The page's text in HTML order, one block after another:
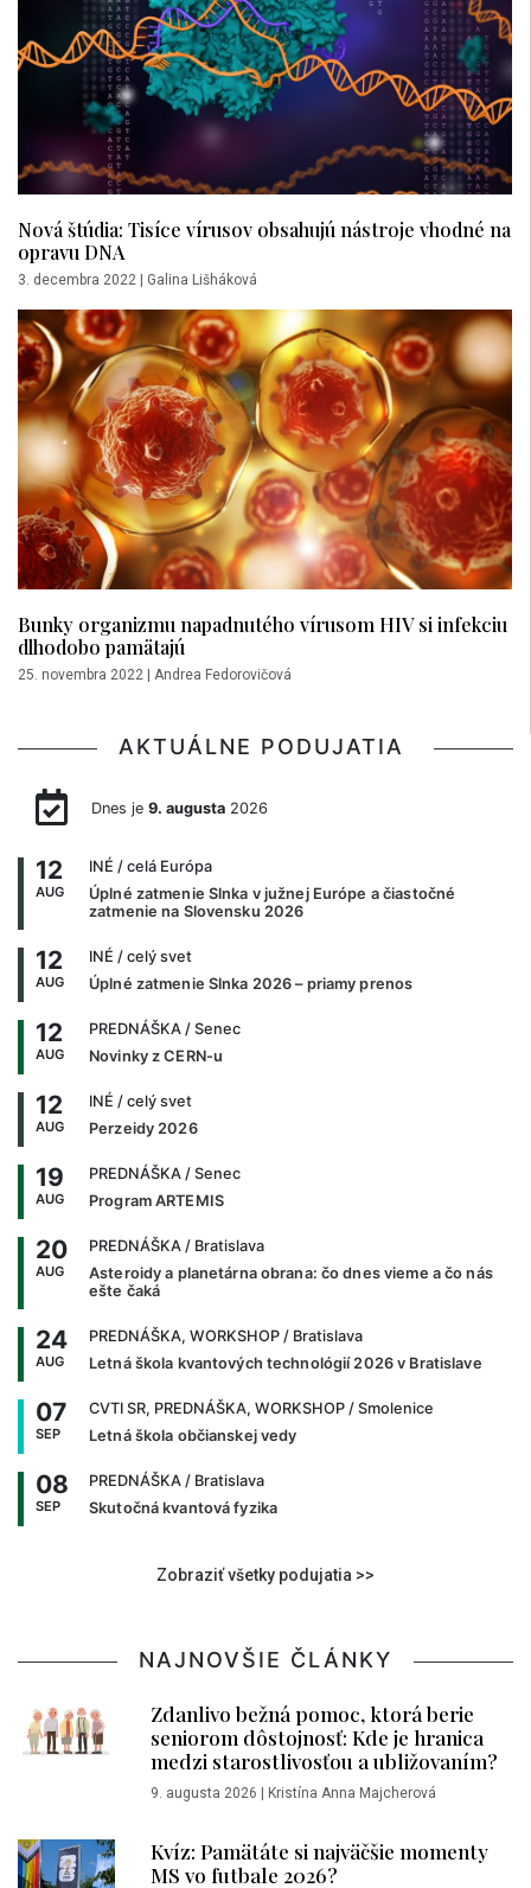
Nová štúdia: Tisíce vírusov obsahujú nástroje vhodné na
opravu DNA
3. decembra 2022 Galina Lišháková
Bunky organizmu napadnutého vírusom HIV si infekciu
dlhodobo pamätajú
25. novembra 2022 Andrea Fedorovičová
AKTUÁLNE PODUJATIA
Dnes je 9. augusta2026
12
AUG
INÉ / celá Európa
Úplné zatmenie Slnka v južnej Európe a čiastočné
zatmenie na Slovensku 2026
12
AUG
INÉ / celý svet
Úplné zatmenie Slnka 2026 – priamy prenos
12
AUG
PREDNÁŠKA / Senec
Novinky z CERN-u
12
AUG
INÉ / celý svet
Perzeidy 2026
19
AUG
PREDNÁŠKA / Senec
Program ARTEMIS
20
AUG
PREDNÁŠKA / Bratislava
Asteroidy a planetárna obrana: čo dnes vieme a čo nás
ešte čaká
24
AUG
PREDNÁŠKA, WORKSHOP / Bratislava
Letná škola kvantových technológií 2026 v Bratislave
07
SEP
CVTI SR, PREDNÁŠKA, WORKSHOP / Smolenice
Letná škola občianskej vedy
08
SEP
PREDNÁŠKA / Bratislava
Skutočná kvantová fyzika
Zobraziť všetky podujatia >>
NAJNOVŠIE ČLÁNKY
Zdanlivo bežná pomoc, ktorá berie
seniorom dôstojnosť: Kde je hranica
medzi starostlivosťou a ubližovaním?
9. augusta 2026 Kristína Anna Majcherová
Kvíz: Pamätáte si najväčšie momenty
MS vo futbale 2026?